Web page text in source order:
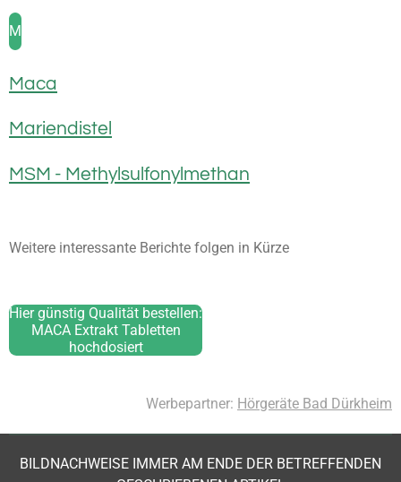
M
Maca
Mariendistel
MSM - Methylsulfonylmethan
Weitere interessante Berichte folgen in Kürze
Hier günstig Qualität bestellen:
MACA Extrakt Tabletten
hochdosiert
Werbepartner: Hörgeräte Bad Dürkheim
BILDNACHWEISE IMMER AM ENDE DER BETREFFENDEN